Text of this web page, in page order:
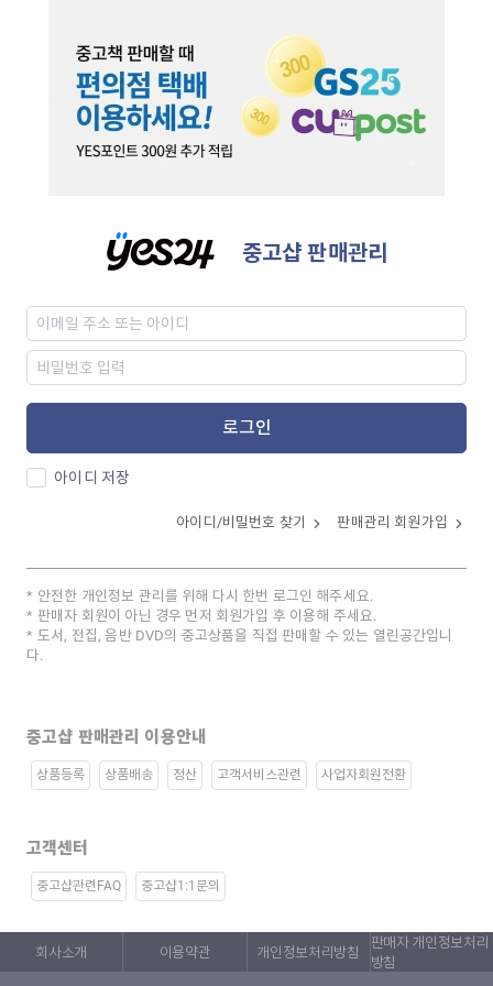
중고샵 판매관리
로그인
아이디 저장
아이디/비밀번호 찾기 판매관리 회원가입
안전한 개인정보 관리를 위해 다시 한번 로그인 해주세요.
판매자 회원이 아닌 경우 먼저 회원가입 후 이용해 주세요.
도서, 전집, 음반 DVD의 중고상품을 직접 판매할 수 있는 열린공간입니
다.
중고샵 판매관리 이용안내
상품등록 상품배송 정산 고객서비스관련 사업자회원전환
고객센터
중고샵관련FAQ 중고샵1:1문의
회사소개 이용약관 개인정보처리방침
판매자 개인정보처리
방침